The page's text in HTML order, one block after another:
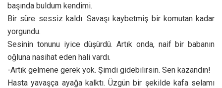
başında buldum kendimi.
Bir süre sessiz kaldı. Savaşı kaybetmiş bir komutan kadar
yorgundu.
Sesinin tonunu iyice düşürdü. Artık onda, naif bir babanın
oğluna nasihat eden hali vardı.
-Artık gelmene gerek yok. Şimdi gidebilirsin. Sen kazandın!
Hasta yavaşça ayağa kalktı. Üzgün bir şekilde kafa selamı